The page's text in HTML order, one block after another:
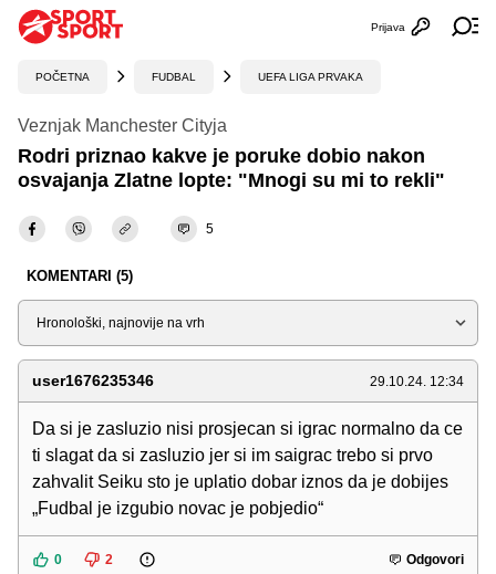
Otvori
Prijava
POČETNA FUDBAL UEFA LIGA PRVAKA
Veznjak Manchester Cityja
Rodri priznao kakve je poruke dobio nakon
osvajanja Zlatne lopte: "Mnogi su mi to rekli"
5
KOMENTARI (5)
Sortiraj
user1676235346 29.10.24. 12:34
Da si je zasluzio nisi prosjecan si igrac normalno da ce
ti slagat da si zasluzio jer si im saigrac trebo si prvo
zahvalit Seiku sto je uplatio dobar iznos da je dobijes
„Fudbal je izgubio novac je pobjedio“
0 2 Odgovori